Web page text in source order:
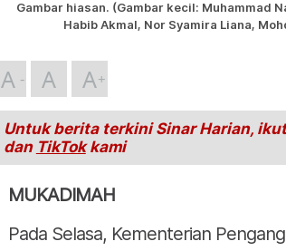
Gambar hiasan. (Gambar kecil: Muhammad
Habib Akmal, Nor Syamira Liana,
A A A
Untuk berita terkini Sinar Harian,
dan TikTokkami
MUKADIMAH
Pada Selasa, Kementerian